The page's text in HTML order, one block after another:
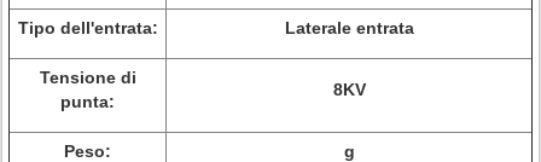
Tipo dell'entrata: Laterale entrata
Tensione di
punta:
8KV
Peso: g